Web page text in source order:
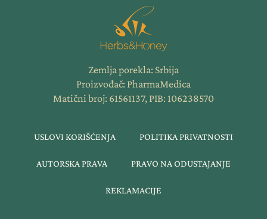
Zemlja porekla: Srbija
Proizvođač: PharmaMedica
Matični broj: 61561137, PIB: 106238570
USLOVI KORIŠĆENJA POLITIKA PRIVATNOSTI
AUTORSKA PRAVA PRAVO NA ODUSTAJANJE
REKLAMACIJE